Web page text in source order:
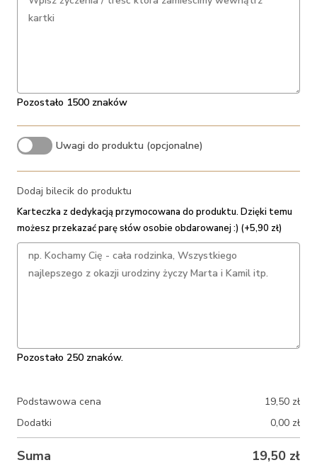
Pozostało 1500 znaków
Uwagi do produktu (opcjonalne)
Dodaj bilecik do produktu
Karteczka z dedykacją przymocowana do produktu. Dzięki temu
możesz przekazać parę słów osobie obdarowanej :) (+5,90 zł)
Pozostało 250 znaków.
Podstawowa cena 19,50 zł
Dodatki
0,00 zł
Suma 19,50 zł